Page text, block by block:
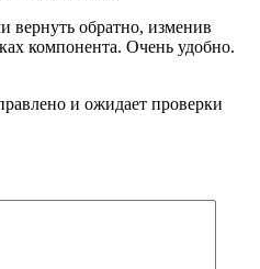
вернуть обратно, изменив
компонента. Очень удобно.
и ожидает проверки